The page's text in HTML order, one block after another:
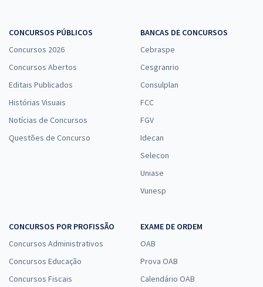
CONCURSOS PÚBLICOS
Concursos 2026
Concursos Abertos
Editais Publicados
Histórias Visuais
Notícias de Concursos
Questões de Concurso
BANCAS DE CONCURSOS
Cebraspe
Cesgranrio
Consulplan
FCC
FGV
Idecan
Selecon
Uniase
Vunesp
CONCURSOS POR PROFISSÃO
Concursos Administrativos
Concursos Educação
Concursos Fiscais
EXAME DE ORDEM
OAB
Prova OAB
Calendário OAB